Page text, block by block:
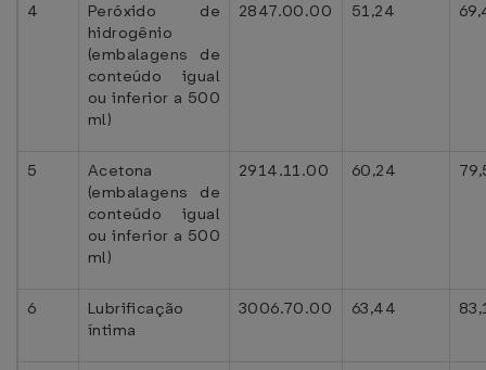
4
Peróxido de
hidrogênio
(embalagens de
conteúdo igual
ou inferior a 500
ml)
2847.00.00 51,24
5
Acetona
(embalagens de
conteúdo igual
ou inferior a 500
ml)
2914.11.00 60,24
6
Lubrificação
íntima
3006.70.00 63,44